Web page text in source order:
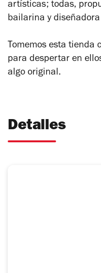
artísticas; todas,
bailarina y
Tomemos esta tienda
para despertar en
algo original.
Detalles